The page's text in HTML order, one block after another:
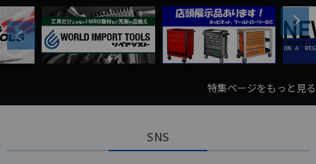
Previous
Next
特集ページをもっと見る
SNS